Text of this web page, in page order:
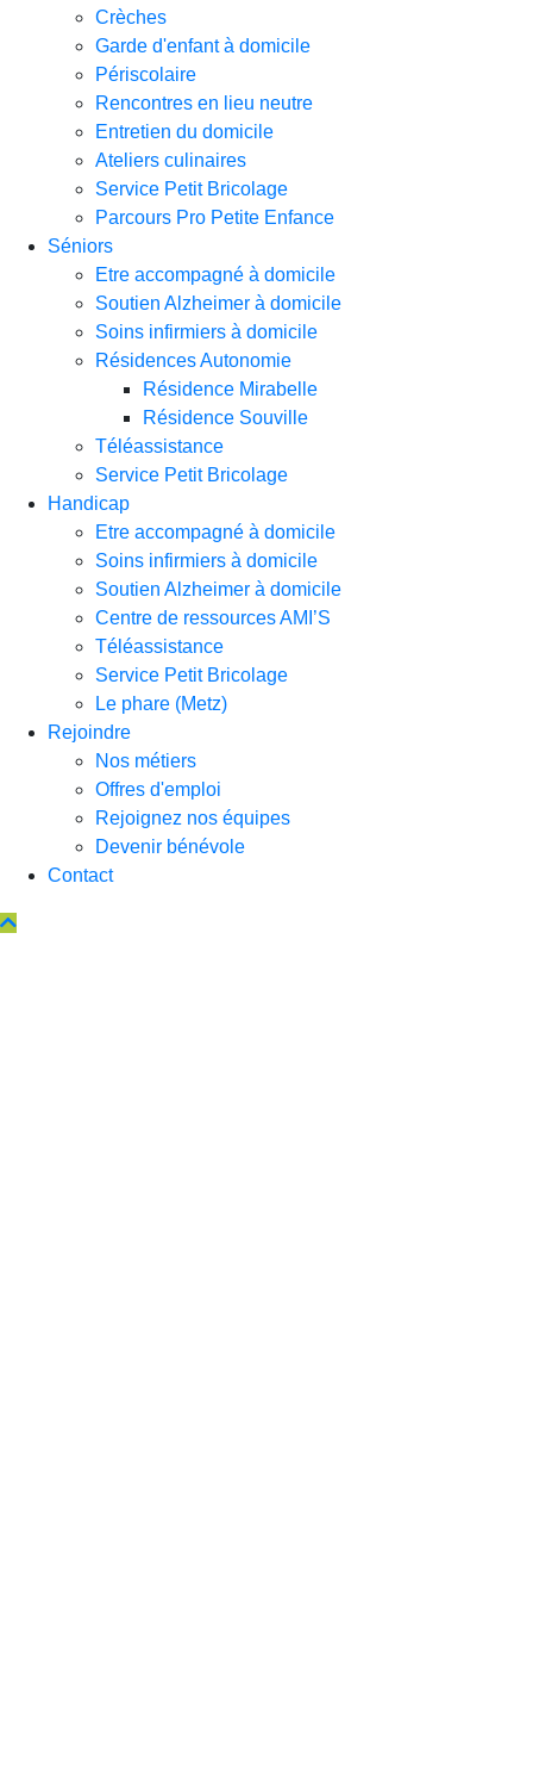
Crèches
Garde d'enfant à domicile
Périscolaire
Rencontres en lieu neutre
Entretien du domicile
Ateliers culinaires
Service Petit Bricolage
Parcours Pro Petite Enfance
Séniors
Etre accompagné à domicile
Soutien Alzheimer à domicile
Soins infirmiers à domicile
Résidences Autonomie
Résidence Mirabelle
Résidence Souville
Téléassistance
Service Petit Bricolage
Handicap
Etre accompagné à domicile
Soins infirmiers à domicile
Soutien Alzheimer à domicile
Centre de ressources AMI’S
Téléassistance
Service Petit Bricolage
Le phare (Metz)
Rejoindre
Nos métiers
Offres d'emploi
Rejoignez nos équipes
Devenir bénévole
Contact